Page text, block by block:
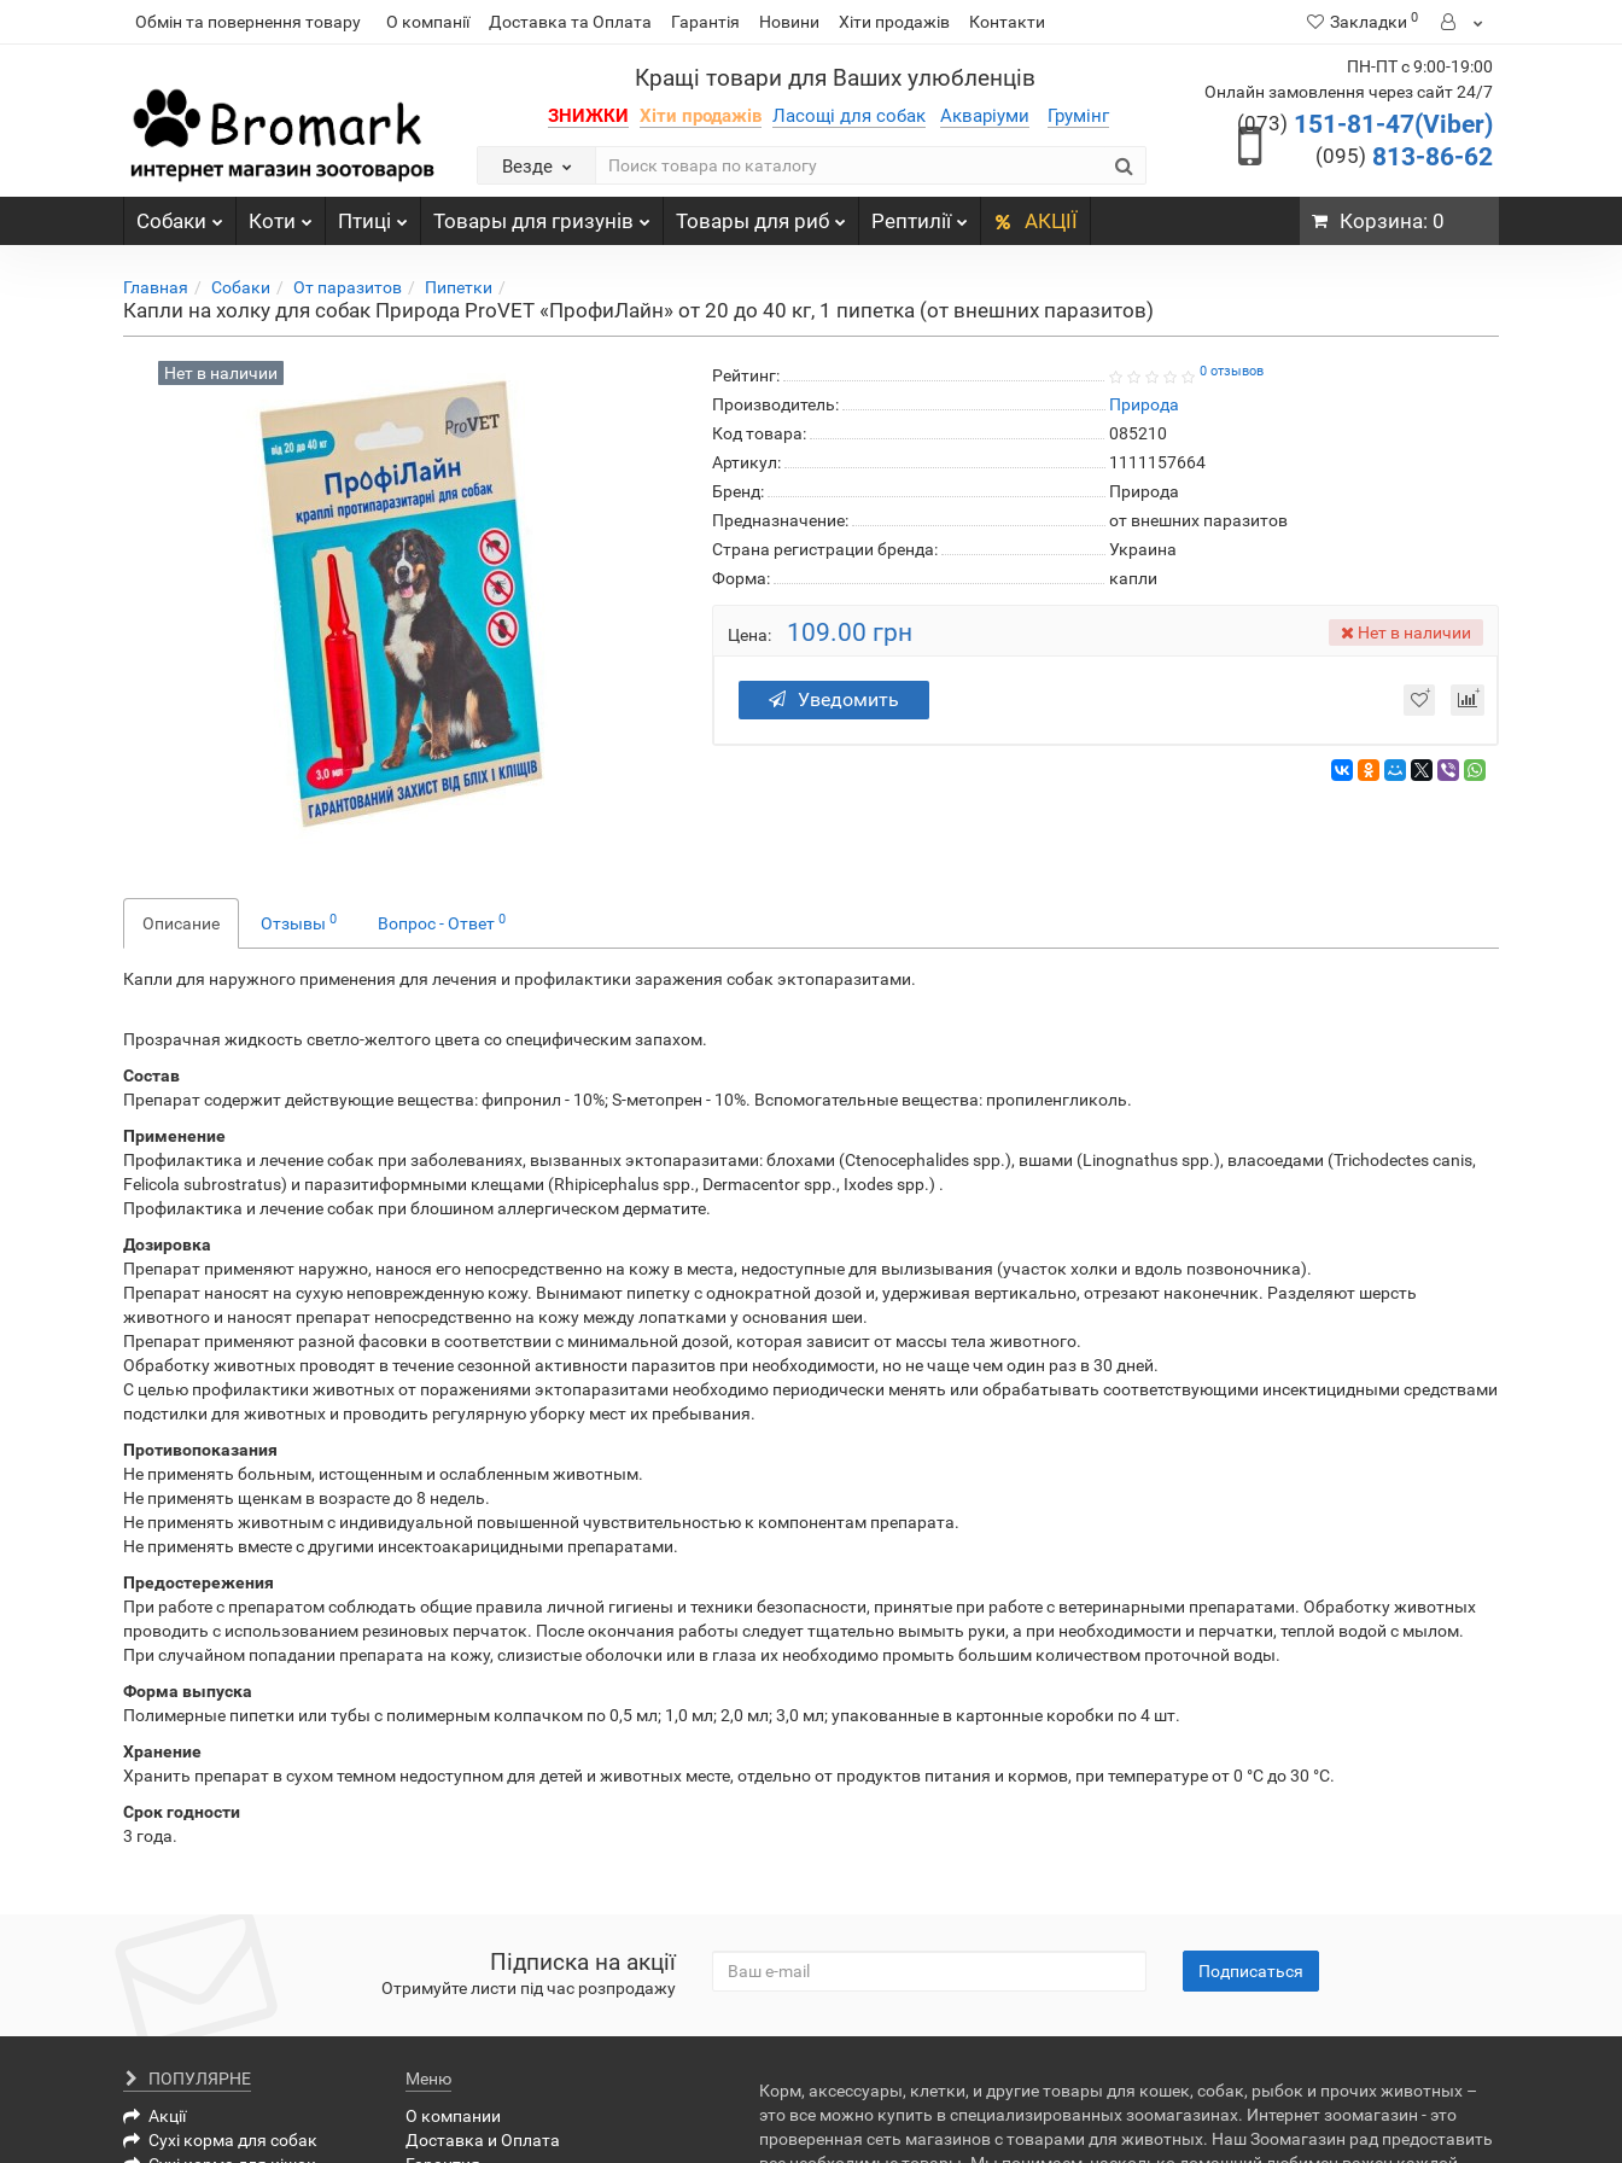
Обмін та повернення товару О компанії Доставка та Оплата Гарантія Новини Хіти продажів Контакти Закладки 0
Кращі товари для Ваших улюбленців
ЗНИЖКИ Хіти продажів Ласощі для собак Акваріуми Грумінг
Везде
ПН-ПТ с 9:00-19:00
Онлайн замовлення через сайт 24/7
(073) 151-81-47(Viber)
(095) 813-86-62
Собаки Коти Птиці Товары для гризунів Товары для риб Рептилії АКЦІЇ Корзина: 0
Главная Собаки От паразитов Пипетки
Капли на холку для собак Природа ProVET «ПрофиЛайн» от 20 до 40 кг, 1 пипетка (от внешних паразитов)
Нет в наличии Рейтинг: 0 отзывов
Производитель:
Природа
Код товара:
085210
Артикул:
1111157664
Бренд:
Природа
Предназначение:
от внешних паразитов
Страна регистрации бренда:
Украина
Форма:
капли
Цена: 109.00 грн Нет в наличии
Уведомить
Описание Отзывы 0 Вопрос - Ответ 0
Капли для наружного применения для лечения и профилактики заражения собак эктопаразитами.
Прозрачная жидкость светло-желтого цвета со специфическим запахом.
Состав
Препарат содержит действующие вещества: фипронил - 10%; S-метопрен - 10%. Вспомогательные вещества: пропиленгликоль.
Применение
Профилактика и лечение собак при заболеваниях, вызванных эктопаразитами: блохами (Ctenocephalides spp.), вшами (Linognathus spp.), власоедами (Trichodectes canis,
Felicola subrostratus) и паразитиформными клещами (Rhipicephalus spp., Dermacentor spp., Ixodes spp.) .
Профилактика и лечение собак при блошином аллергическом дерматите.
Дозировка
Препарат применяют наружно, нанося его непосредственно на кожу в места, недоступные для вылизывания (участок холки и вдоль позвоночника).
Препарат наносят на сухую неповрежденную кожу. Вынимают пипетку с однократной дозой и, удерживая вертикально, отрезают наконечник. Разделяют шерсть
животного и наносят препарат непосредственно на кожу между лопатками у основания шеи.
Препарат применяют разной фасовки в соответствии с минимальной дозой, которая зависит от массы тела животного.
Обработку животных проводят в течение сезонной активности паразитов при необходимости, но не чаще чем один раз в 30 дней.
С целью профилактики животных от поражениями эктопаразитами необходимо периодически менять или обрабатывать соответствующими инсектицидными средствами
подстилки для животных и проводить регулярную уборку мест их пребывания.
Противопоказания
Не применять больным, истощенным и ослабленным животным.
Не применять щенкам в возрасте до 8 недель.
Не применять животным с индивидуальной повышенной чувствительностью к компонентам препарата.
Не применять вместе с другими инсектоакарицидными препаратами.
Предостережения
При работе с препаратом соблюдать общие правила личной гигиены и техники безопасности, принятые при работе с ветеринарными препаратами. Обработку животных
проводить с использованием резиновых перчаток. После окончания работы следует тщательно вымыть руки, а при необходимости и перчатки, теплой водой с мылом.
При случайном попадании препарата на кожу, слизистые оболочки или в глаза их необходимо промыть большим количеством проточной воды.
Форма выпуска
Полимерные пипетки или тубы с полимерным колпачком по 0,5 мл; 1,0 мл; 2,0 мл; 3,0 мл; упакованные в картонные коробки по 4 шт.
Хранение
Хранить препарат в сухом темном недоступном для детей и животных месте, отдельно от продуктов питания и кормов, при температуре от 0 °С до 30 °С.
Срок годности
3 года.
Підписка на акції
Отримуйте листи під час розпродажу
Подписаться
ПОПУЛЯРНЕ
Акції
Сухі корма для собак
Меню
О компании
Доставка и Оплата
Корм, аксессуары, клетки, и другие товары для кошек, собак, рыбок и прочих животных –
это все можно купить в специализированных зоомагазинах. Интернет зоомагазин - это
проверенная сеть магазинов с товарами для животных. Наш Зоомагазин рад предоставить